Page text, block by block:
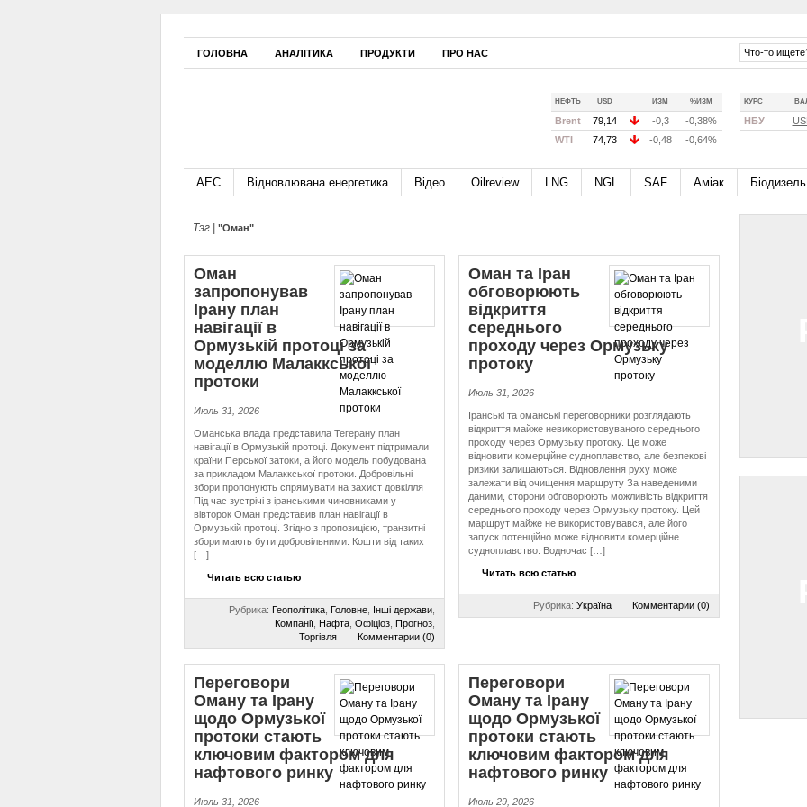
ГОЛОВНА АНАЛІТИКА ПРОДУКТИ ПРО НАС
КУРС
НБУ
НЕФТЬ USD ИЗМ %ИЗМ
Brent 79,14 -0,3
-0,38%
WTI
74,73 -0,48 -0,64%
АЕС Відновлювана енергетика Відео Oilreview LNG NGL SAF Аміак Біодизель
Тэг | "Оман"
Оман
запропонував
Ірану план
навігації в
Ормузькій протоці за
моделлю Малаккської
протоки
Июль 31, 2026
Оманська влада представила Тегерану план
навігації в Ормузькій протоці. Документ підтримали
країни Перської затоки, а його модель побудована
за прикладом Малаккської протоки. Добровільні
збори пропонують спрямувати на захист довкілля
Під час зустрічі з іранськими чиновниками у
вівторок Оман представив план навігації в
Ормузькій протоці. Згідно з пропозицією, транзитні
збори мають бути добровільними. Кошти від таких
[…]
Читать всю статью
Рубрика: Геополітика, Головне, Інші держави,
Компанії, Нафта, Офіціоз, Прогноз,
Торгівля
Комментарии (0)
Оман та Іран
обговорюють
відкриття
середнього
проходу через Ормузьку
протоку
Июль 31, 2026
Іранські та оманські переговорники розглядають
відкриття майже невикористовуваного середнього
проходу через Ормузьку протоку. Це може
відновити комерційне судноплавство, але безпекові
ризики залишаються. Відновлення руху може
залежати від очищення маршруту За наведеними
даними, сторони обговорюють можливість відкриття
середнього проходу через Ормузьку протоку. Цей
маршрут майже не використовувався, але його
запуск потенційно може відновити комерційне
судноплавство. Водночас […]
Читать всю статью
Рубрика: Україна Комментарии (0)
Переговори
Оману та Ірану
щодо Ормузької
протоки стають
ключовим фактором для
нафтового ринку
Июль 31, 2026
Переговори
Оману та Ірану
щодо Ормузької
протоки стають
ключовим фактором для
нафтового ринку
Июль 29, 2026